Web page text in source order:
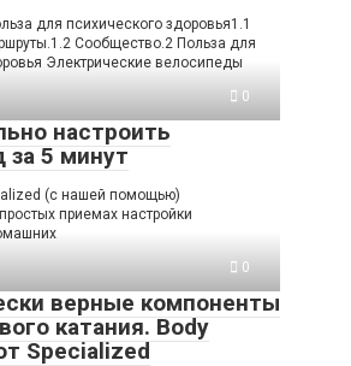
для психического здоровья1.1
Сообщество.2 Польза для
Электрические велосипеды
0
настроить
за 5 минут
(с нашей помощью)
приемах настройки
0
верные компоненты
катания. Body
Specialized